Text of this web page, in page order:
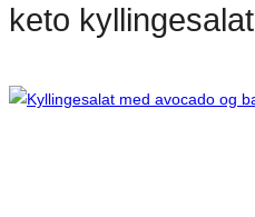
keto kyllingesalat